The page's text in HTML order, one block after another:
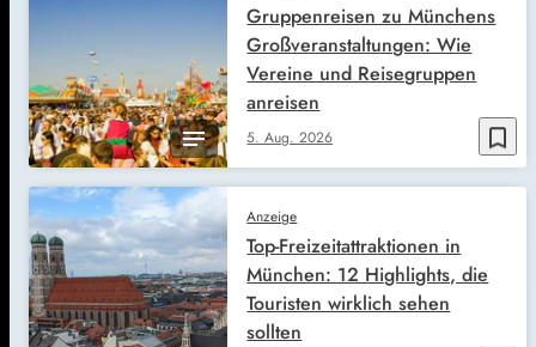
bookmark_border
5. Aug. 2026
Gruppenreisen zu Münchens
Großveranstaltungen: Wie
Vereine und Reisegruppen
anreisen
Anzeige
Top-Freizeitattraktionen in
München: 12 Highlights, die
Touristen wirklich sehen
sollten